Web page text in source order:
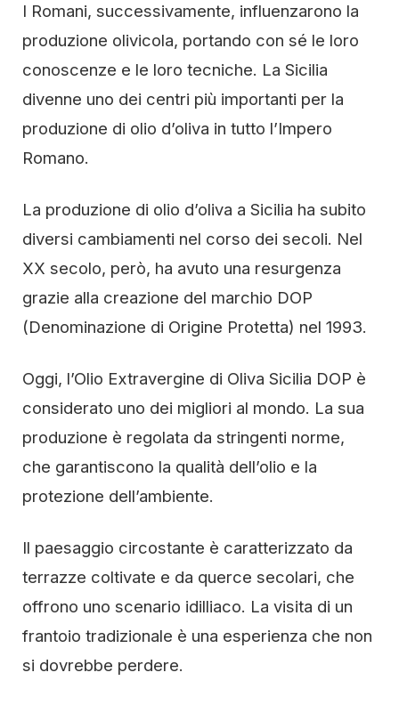
I Romani, successivamente, influenzarono la
produzione olivicola, portando con sé le loro
conoscenze e le loro tecniche. La Sicilia
divenne uno dei centri più importanti per la
produzione di olio d’oliva in tutto l’Impero
Romano.
La produzione di olio d’oliva a Sicilia ha subito
diversi cambiamenti nel corso dei secoli. Nel
XX secolo, però, ha avuto una resurgenza
grazie alla creazione del marchio DOP
(Denominazione di Origine Protetta) nel 1993.
Oggi, l’Olio Extravergine di Oliva Sicilia DOP è
considerato uno dei migliori al mondo. La sua
produzione è regolata da stringenti norme,
che garantiscono la qualità dell’olio e la
protezione dell’ambiente.
Il paesaggio circostante è caratterizzato da
terrazze coltivate e da querce secolari, che
offrono uno scenario idilliaco. La visita di un
frantoio tradizionale è una esperienza che non
si dovrebbe perdere.